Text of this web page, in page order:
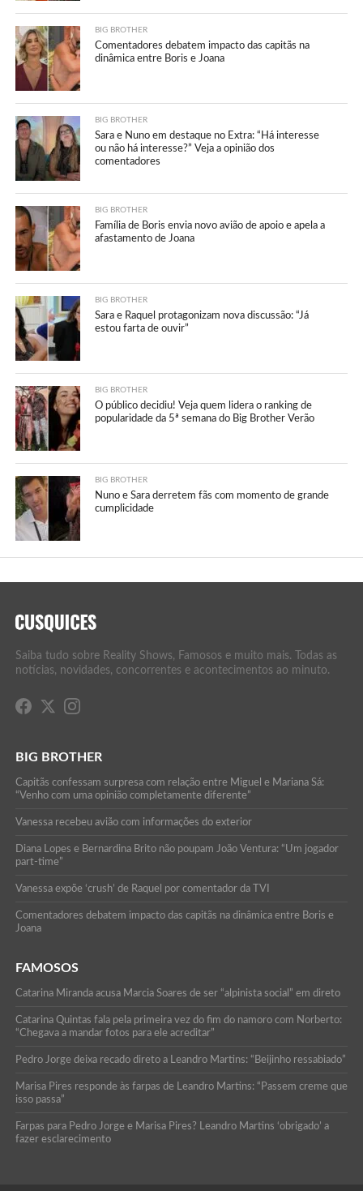
BIG BROTHER
Comentadores debatem impacto das capitãs na
dinâmica entre Boris e Joana
BIG BROTHER
Sara e Nuno em destaque no Extra: “Há interesse
ou não há interesse?” Veja a opinião dos
comentadores
BIG BROTHER
Família de Boris envia novo avião de apoio e apela a
afastamento de Joana
BIG BROTHER
Sara e Raquel protagonizam nova discussão: “Já
estou farta de ouvir”
BIG BROTHER
O público decidiu! Veja quem lidera o ranking de
popularidade da 5ª semana do Big Brother Verão
BIG BROTHER
Nuno e Sara derretem fãs com momento de grande
cumplicidade
Saiba tudo sobre Reality Shows, Famosos e muito mais. Todas as
notícias, novidades, concorrentes e acontecimentos ao minuto.
BIG BROTHER
Capitãs confessam surpresa com relação entre Miguel e Mariana Sá:
“Venho com uma opinião completamente diferente”
Vanessa recebeu avião com informações do exterior
Diana Lopes e Bernardina Brito não poupam João Ventura: “Um jogador
part-time”
Vanessa expõe ‘crush’ de Raquel por comentador da TVI
Comentadores debatem impacto das capitãs na dinâmica entre Boris e
Joana
FAMOSOS
Catarina Miranda acusa Marcia Soares de ser “alpinista social” em direto
Catarina Quintas fala pela primeira vez do fim do namoro com Norberto:
“Chegava a mandar fotos para ele acreditar”
Pedro Jorge deixa recado direto a Leandro Martins: “Beijinho ressabiado”
Marisa Pires responde às farpas de Leandro Martins: “Passem creme que
isso passa”
Farpas para Pedro Jorge e Marisa Pires? Leandro Martins ‘obrigado’ a
fazer esclarecimento